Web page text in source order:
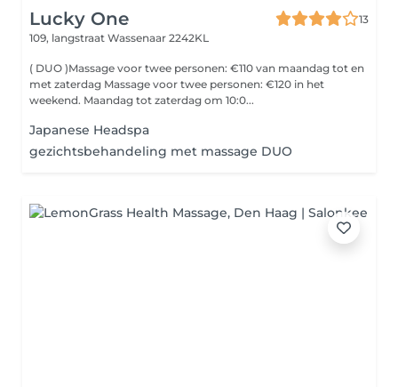
Lucky One
13
109, langstraat Wassenaar 2242KL
( DUO )Massage voor twee personen: €110 van maandag tot en
met zaterdag Massage voor twee personen: €120 in het
weekend. Maandag tot zaterdag om 10:0...
Japanese Headspa
gezichtsbehandeling met massage DUO